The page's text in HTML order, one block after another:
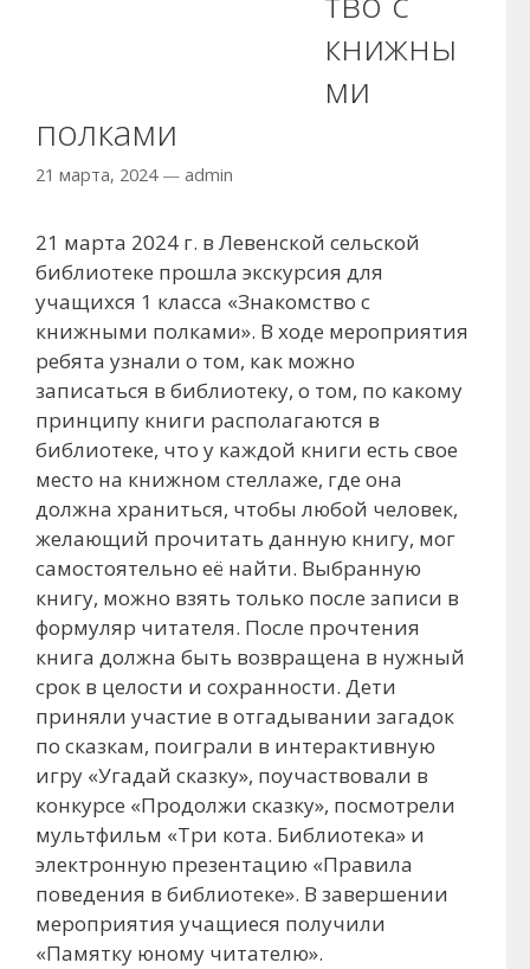
книжны
ми
полками
21 марта, 2024 — admin
21 марта 2024 г. в Левенской сельской
библиотеке прошла экскурсия для
учащихся 1 класса «Знакомство с
книжными полками». В ходе мероприятия
ребята узнали о том, как можно
записаться в библиотеку, о том, по какому
принципу книги располагаются в
библиотеке, что у каждой книги есть свое
место на книжном стеллаже, где она
должна храниться, чтобы любой человек,
желающий прочитать данную книгу, мог
самостоятельно её найти. Выбранную
книгу, можно взять только после записи в
формуляр читателя. После прочтения
книга должна быть возвращена в нужный
срок в целости и сохранности. Дети
приняли участие в отгадывании загадок
по сказкам, поиграли в интерактивную
игру «Угадай сказку», поучаствовали в
конкурсе «Продолжи сказку», посмотрели
мультфильм «Три кота. Библиотека» и
электронную презентацию «Правила
поведения в библиотеке». В завершении
мероприятия учащиеся получили
«Памятку юному читателю».